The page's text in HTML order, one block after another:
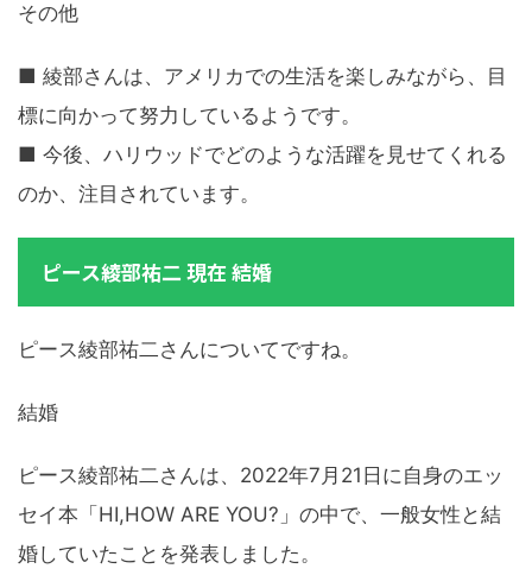
その他
■ 綾部さんは、アメリカでの生活を楽しみながら、目
標に向かって努力しているようです。
■ 今後、ハリウッドでどのような活躍を見せてくれる
のか、注目されています。
ピース綾部祐二 現在 結婚
ピース綾部祐二さんについてですね。
結婚
ピース綾部祐二さんは、2022年7月21日に自身のエッ
セイ本「HI,HOW ARE YOU?」の中で、一般女性と結
婚していたことを発表しました。